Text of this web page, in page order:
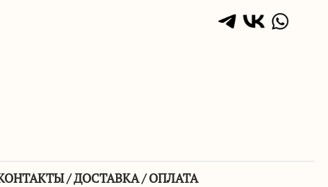
/ ДОСТАВКА / ОПЛАТА